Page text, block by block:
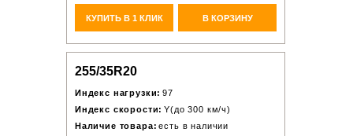
КУПИТЬ В 1 КЛИК В КОРЗИНУ
255/35R20
Индекс нагрузки: 97
Индекс скорости: Y(до 300 км/ч)
Наличие товара: есть в наличии